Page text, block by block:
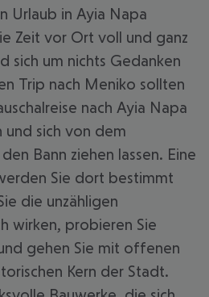
Urlaub in Ayia Napa
Zeit vor Ort voll und ganz
sich um nichts Gedanken
Trip nach Meniko sollten
nach Ayia Napa
sich von dem
Bann ziehen lassen. Eine
Sie dort bestimmt
die unzähligen
wirken, probieren Sie
gehen Sie mit offenen
Kern der Stadt.